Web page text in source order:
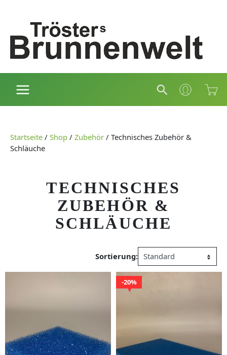
springen
Suchen
Startseite / Shop / Zubehör / Technisches Zubehör &
Schläuche
TECHNISCHES
ZUBEHÖR &
SCHLÄUCHE
Sortierung:
20%